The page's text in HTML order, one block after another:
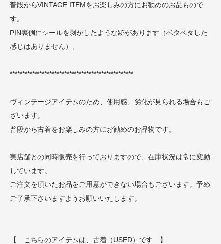
普段からVINTAGE ITEMをお楽しみの方にお勧めのお品もので
す。
PIN裏側にシールを剥がしたような跡があります（ベタベタした
感じはありません）。
**************************************************
ヴィンテージアイテムのため、使用感、劣化が見られる場合もご
ざいます。
普段から古着をお楽しみの方にお勧めのお品物です。
実店舗との同時販売を行っておりますので、在庫状況は常に変動
しています。
ご注文を頂いたお品をご用意ができない場合もございます。予め
ご了承下さいますようお願いいたします。
【 こちらのアイテムは、古着（USED）です 】